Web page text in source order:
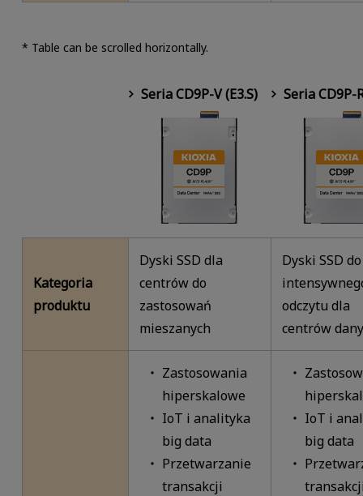
* Table can be scrolled horizontally.
Seria CD9P-V (E3.S) Seria CD9P-
Kategoria
produktu
Dyski SSD dla
centrów do
zastosowań
mieszanych
Dyski SSD do
odczytu dla
centrów
Zastosowania
hiperskalowe
IoT i analityka
big data
Przetwarzanie
transakcji
IoT i
big data